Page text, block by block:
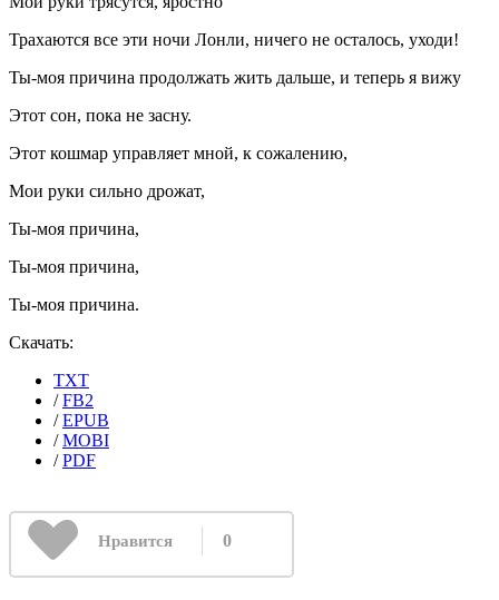
Трахаются все эти ночи Лонли, ничего не осталось, уходи!
Ты-моя причина продолжать жить дальше, и теперь я вижу
Этот сон, пока не засну.
Этот кошмар управляет мной, к сожалению,
Мои руки сильно дрожат,
Ты-моя причина,
Ты-моя причина,
Ты-моя причина.
Скачать:
TXT
/FB2
/EPUB
/MOBI
/PDF
Нравится 0